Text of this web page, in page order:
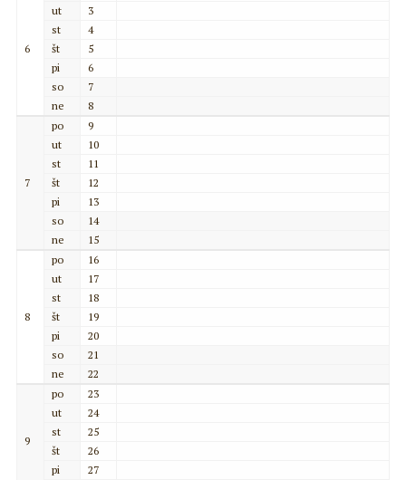
6
ut
3
st
4
št
5
pi
6
so
7
ne
8
7
po
9
ut
10
st
11
št
12
pi
13
so
14
ne
15
8
po
16
ut
17
st
18
št
19
pi
20
so
21
ne
22
9
po
23
ut
24
st
25
št
26
pi
27